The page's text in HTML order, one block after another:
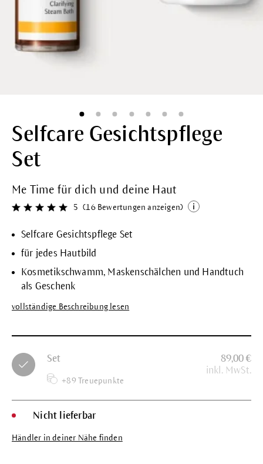
Selfcare Gesichtspflege
Set
Me Time für dich und deine Haut
Durchschnittliche Bewertung von 5 von 5 Sternen
5 (16 Bewertungen anzeigen)
Selfcare Gesichtspflege Set
für jedes Hautbild
Kosmetikschwamm, Maskenschälchen und Handtuch
als Geschenk
vollständige Beschreibung lesen
Set
+89 Treuepunkte
89,00 €
inkl. MwSt.
Nicht lieferbar
Händler in deiner Nähe finden